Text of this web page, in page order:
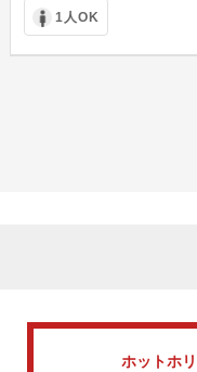
1人OK
ホットホ